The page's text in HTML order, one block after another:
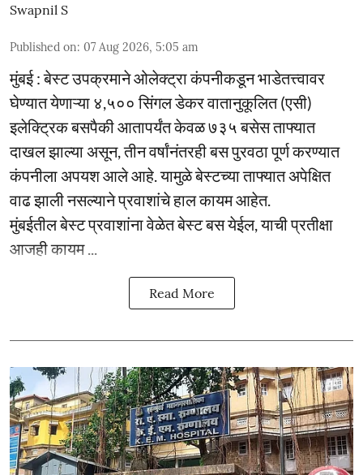
Swapnil S
Published on: 07 Aug 2026, 5:05 am
मुंबई : बेस्ट उपक्रमाने ओलेक्ट्रा कंपनीकडून भाडेतत्त्वावर
घेण्यात येणाऱ्या ४,५०० सिंगल डेकर वातानुकूलित (एसी)
इलेक्ट्रिक बसपैकी आतापर्यंत केवळ ७३५ बसेस ताफ्यात
दाखल झाल्या असून, तीन वर्षांनंतरही बस पुरवठा पूर्ण करण्यात
कंपनीला अपयश आले आहे. यामुळे बेस्टच्या ताफ्यात अपेक्षित
वाढ झाली नसल्याने प्रवाशांचे हाल कायम आहेत.
मुंबईतील बेस्ट प्रवाशांना वेळेत बेस्ट बस येईल, याची प्रतीक्षा
आजही कायम ...
Read More